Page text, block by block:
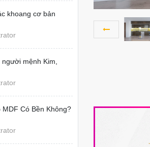
khoang cơ bản
mệnh Kim,
Có Bền Không?